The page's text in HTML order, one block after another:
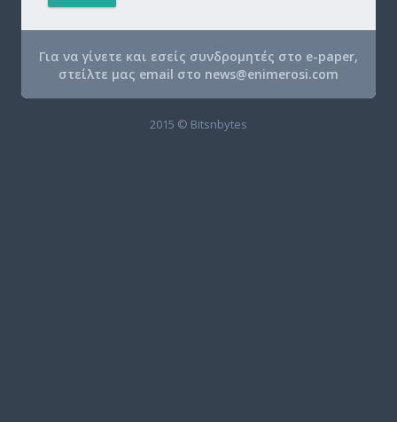
Για να γίνετε και εσείς συνδρομητές στο e-paper,
στείλτε μας email στο news@enimerosi.com
2015 © Bitsnbytes